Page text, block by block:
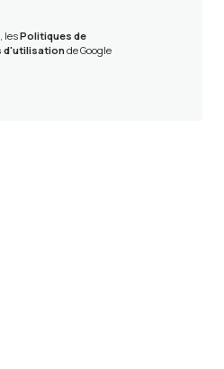
lesPolitiques de
d'utilisationde Google